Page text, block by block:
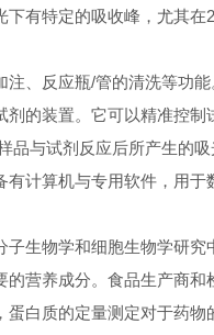
特定的吸收峰，尤其在
反应瓶/管的清洗等功能
装置。它可以精准控制
与试剂反应后所产生的吸
算机与专用软件，用于
物学和细胞生物学研究
养成分。食品生产商和
质的定量测定对于药物